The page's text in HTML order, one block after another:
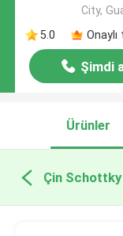
City,
5.0
Şimdi
Ürünler
Çin